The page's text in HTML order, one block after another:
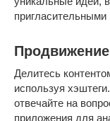
пригласительными
Делитесь
используя
отвечайте на
приложения для